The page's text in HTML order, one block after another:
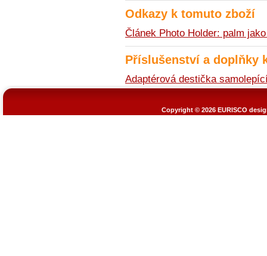
Odkazy k tomuto zboží
Článek Photo Holder: palm
Příslušenství a doplňky
Adaptérová destička
Copyright © 2026 EURISCO